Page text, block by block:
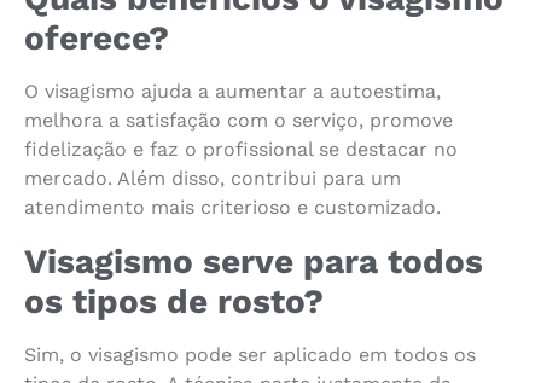
oferece?
O visagismo ajuda a aumentar a autoestima,
melhora a satisfação com o serviço, promove
fidelização e faz o profissional se destacar no
mercado. Além disso, contribui para um
atendimento mais criterioso e customizado.
Visagismo serve para todos
os tipos de rosto?
Sim, o visagismo pode ser aplicado em todos os